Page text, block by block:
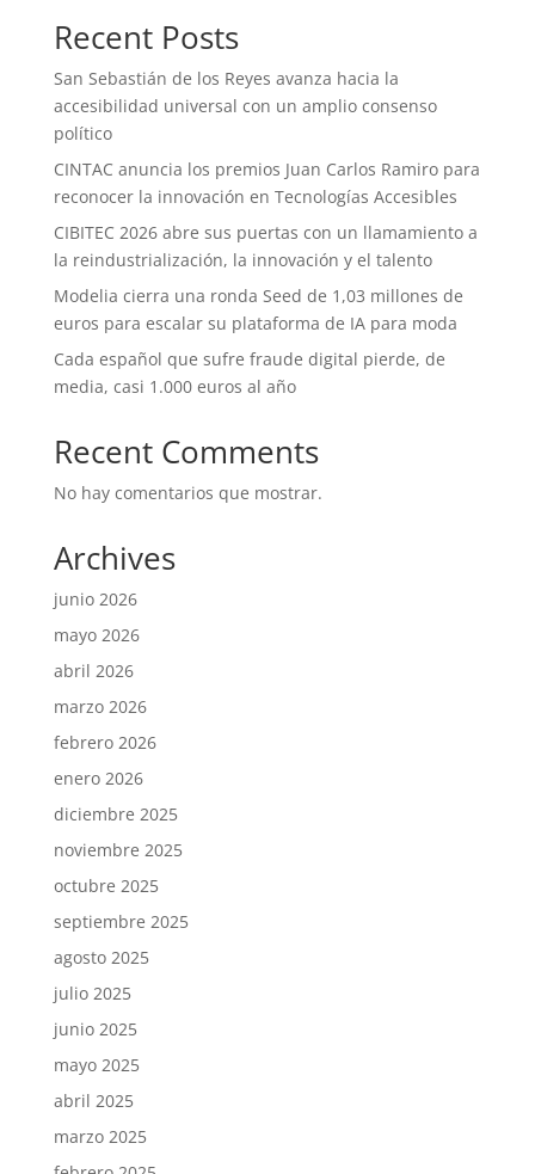
Recent Posts
San Sebastián de los Reyes avanza hacia la
accesibilidad universal con un amplio consenso
político
CINTAC anuncia los premios Juan Carlos Ramiro para
reconocer la innovación en Tecnologías Accesibles
CIBITEC 2026 abre sus puertas con un llamamiento a
la reindustrialización, la innovación y el talento
Modelia cierra una ronda Seed de 1,03 millones de
euros para escalar su plataforma de IA para moda
Cada español que sufre fraude digital pierde, de
media, casi 1.000 euros al año
Recent Comments
No hay comentarios que mostrar.
Archives
junio 2026
mayo 2026
abril 2026
marzo 2026
febrero 2026
enero 2026
diciembre 2025
noviembre 2025
octubre 2025
septiembre 2025
agosto 2025
julio 2025
junio 2025
mayo 2025
abril 2025
marzo 2025